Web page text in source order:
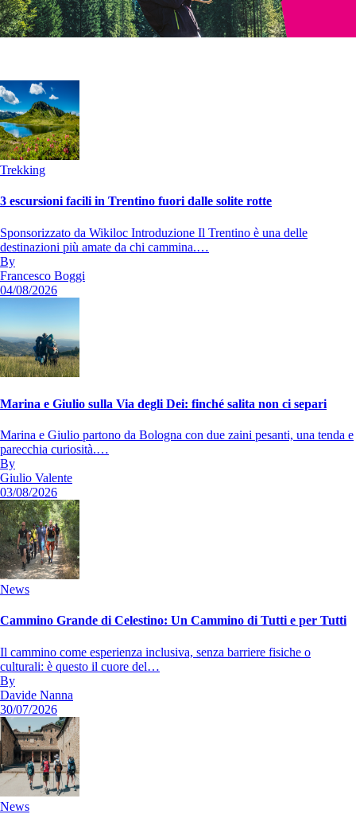
Trekking
3 escursioni facili in Trentino fuori dalle solite rotte
Sponsorizzato da Wikiloc Introduzione Il Trentino è una delle
destinazioni più amate da chi cammina.…
By
Francesco Boggi
04/08/2026
Marina e Giulio sulla Via degli Dei: finché salita non ci separi
Marina e Giulio partono da Bologna con due zaini pesanti, una tenda e
parecchia curiosità.…
By
Giulio Valente
03/08/2026
News
Cammino Grande di Celestino: Un Cammino di Tutti e per Tutti
Il cammino come esperienza inclusiva, senza barriere fisiche o
culturali: è questo il cuore del…
By
Davide Nanna
30/07/2026
News